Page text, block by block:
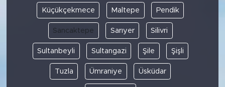
Küçükçekmece Maltepe Pendik
Sancaktepe Sarıyer Silivri
Sultanbeyli Sultangazi Şile Şişli
Tuzla Ümraniye Üsküdar
SAĞLIK
SİYASET
MEDYA KÖŞESİ